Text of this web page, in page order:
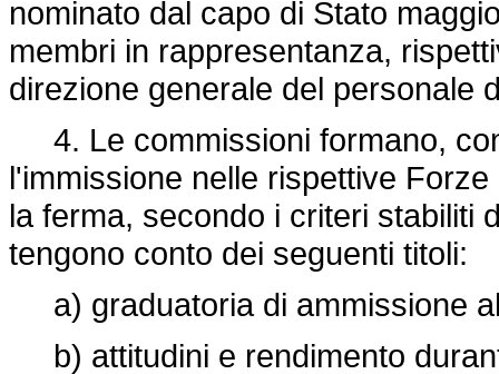
nominato dal capo di Stato
membri in rappresentanza,
direzione generale del personale
4. Le commissioni formano,
l'immissione nelle rispettive
la ferma, secondo i criteri stabiliti
tengono conto dei seguenti titoli:
a) graduatoria di ammissione
b) attitudini e rendimento